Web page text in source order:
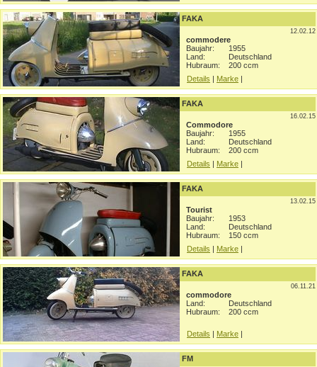
FAKA
12.02.12
commodere
Baujahr:
1955
Land:
Deutschland
Hubraum:
200 ccm
Details | Marke |
FAKA
16.02.15
Commodore
Baujahr:
1955
Land:
Deutschland
Hubraum:
200 ccm
Details | Marke |
FAKA
13.02.15
Tourist
Baujahr:
1953
Land:
Deutschland
Hubraum:
150 ccm
Details | Marke |
FAKA
06.11.21
commodore
Land:
Deutschland
Hubraum:
200 ccm
Details | Marke |
FM